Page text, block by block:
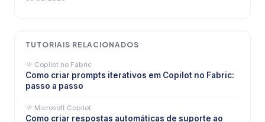
TUTORIAIS RELACIONADOS
Copilot no Fabric
Como criar prompts iterativos em Copilot no Fabric:
passo a passo
Microsoft Copilot
Como criar respostas automáticas de suporte ao